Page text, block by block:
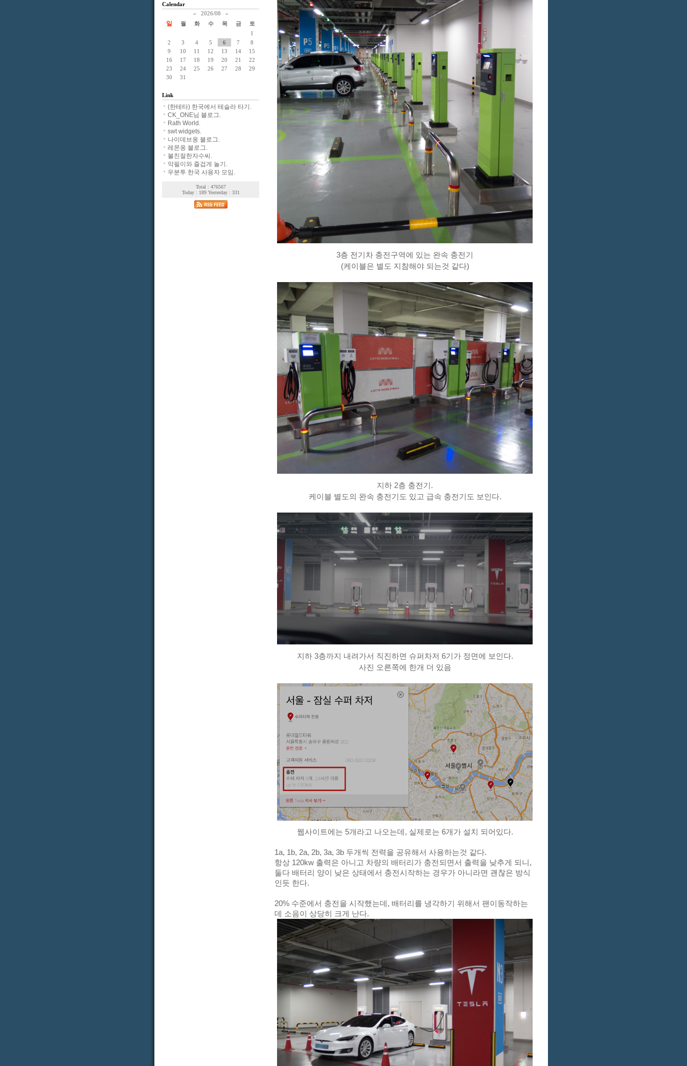
3층 전기차 충전구역에 있는 완속 충전기
(케이블은 별도 지참해야 되는것 같다)
지하 2층 충전기.
케이블 별도의 완속 충전기도 있고 급속 충전기도 보인다.
지하 3층까지 내려가서 직진하면 슈퍼차저 6기가 정면에 보인다.
사진 오른쪽에 한개 더 있음
웹사이트에는 5개라고 나오는데, 실제로는 6개가 설치 되어있다.
1a, 1b, 2a, 2b, 3a, 3b 두개씩 전력을 공유해서 사용하는것 같다.
항상 120kw 출력은 아니고 차량의 배터리가 충전되면서 출력을 낮추게 되니,
둘다 배터리 양이 낮은 상태에서 충전시작하는 경우가 아니라면 괜찮은 방식
인듯 한다.
20% 수준에서 충전을 시작했는데, 배터리를 냉각하기 위해서 팬이동작하는
데 소음이 상당히 크게 난다.
Calendar
«
2026/08 »
일 월 화 수 목 금
토
1
2
3 4 5 6 7
8
9
10 11 12 13 14
15
16
17 18 19 20 21
22
23
24 25 26 27 28
29
30
31
Link
(한테타) 한국에서 테슬라 타기.
CK_ONE님 블로그.
Rath World.
swt widgets.
나이데브옹 블로그.
레몬옹 블로그.
불친절한자수씨.
악필이와 즐겁게 놀기.
우분투 한국 사용자 모임.
Total : 476567
Today : 189 Yesterday : 331